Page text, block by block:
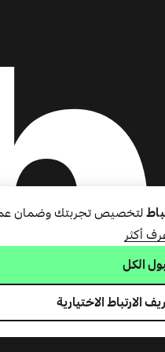
لتخصيص تجربتك وضمان
أكثر
الكل
الارتباط الاختيارية